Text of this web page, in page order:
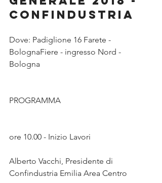
CONFINDUSTRIA
Dove: Padiglione 16 Farete -
BolognaFiere - ingresso Nord -
Bologna
PROGRAMMA
ore 10.00 - Inizio Lavori
Alberto Vacchi, Presidente di
Confindustria Emilia Area Centro